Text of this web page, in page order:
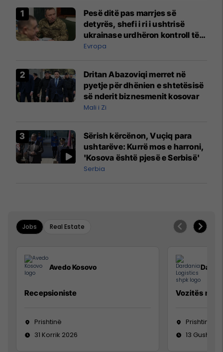
Pesë ditë pas marrjes së
detyrës, shefi i ri i ushtrisë
ukrainase urdhëron kontroll të
madh
Evropa
Dritan Abazoviqi merret në
pyetje për dhënien e shtetësisë
së nderit biznesmenit kosovar
Mali i Zi
Sërish kërcënon, Vuçiq para
ushtarëve: Kurrë mos e harroni,
'Kosova është pjesë e Serbisë'
Serbia
Jobs Real Estate
Avedo Kosovo
Recepsioniste
Prishtinë
31 Korrik 2026
Vozitës me
Prishtinë
13 Gusht